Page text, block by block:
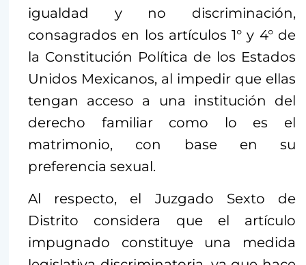
igualdad y no discriminación,
consagrados en los artículos 1° y 4° de
la Constitución Política de los Estados
Unidos Mexicanos, al impedir que ellas
tengan acceso a una institución del
derecho familiar como lo es el
matrimonio, con base en su
preferencia sexual.
Al respecto, el Juzgado Sexto de
Distrito considera que el artículo
impugnado constituye una medida